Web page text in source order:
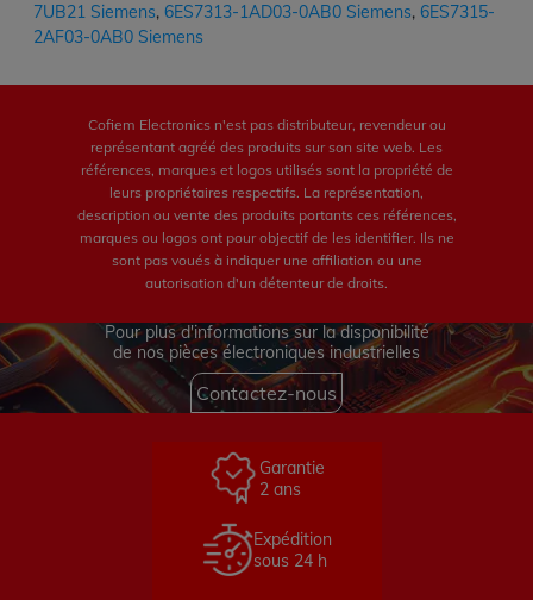
7UB21 Siemens, 6ES7313-1AD03-0AB0 Siemens, 6ES7315-
2AF03-0AB0 Siemens
Cofiem Electronics n'est pas distributeur, revendeur ou
représentant agréé des produits sur son site web. Les
références, marques et logos utilisés sont la propriété de
leurs propriétaires respectifs. La représentation,
description ou vente des produits portants ces références,
marques ou logos ont pour objectif de les identifier. Ils ne
sont pas voués à indiquer une affiliation ou une
autorisation d'un détenteur de droits.
Pour plus d'informations sur la disponibilité
de nos pièces électroniques industrielles
Contactez-nous
Garantie
2 ans
Expédition
sous 24 h